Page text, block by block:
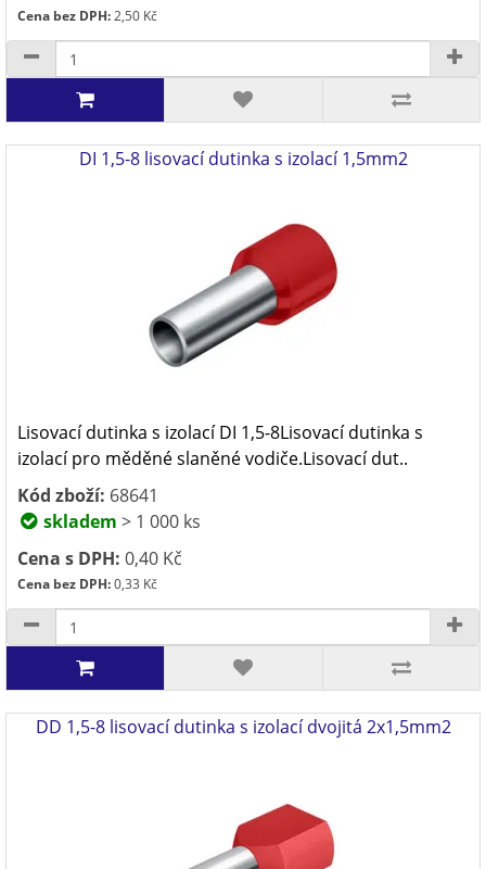
Cena bez DPH:2,50 Kč
DI 1,5-8 lisovací dutinka s izolací 1,5mm2
Lisovací dutinka s izolací DI 1,5-8Lisovací dutinka s
izolací pro měděné slaněné vodiče.Lisovací dut..
Kód zboží: 68641
skladem > 1 000 ks
Cena s DPH: 0,40 Kč
Cena bez DPH:0,33 Kč
DD 1,5-8 lisovací dutinka s izolací dvojitá 2x1,5mm2